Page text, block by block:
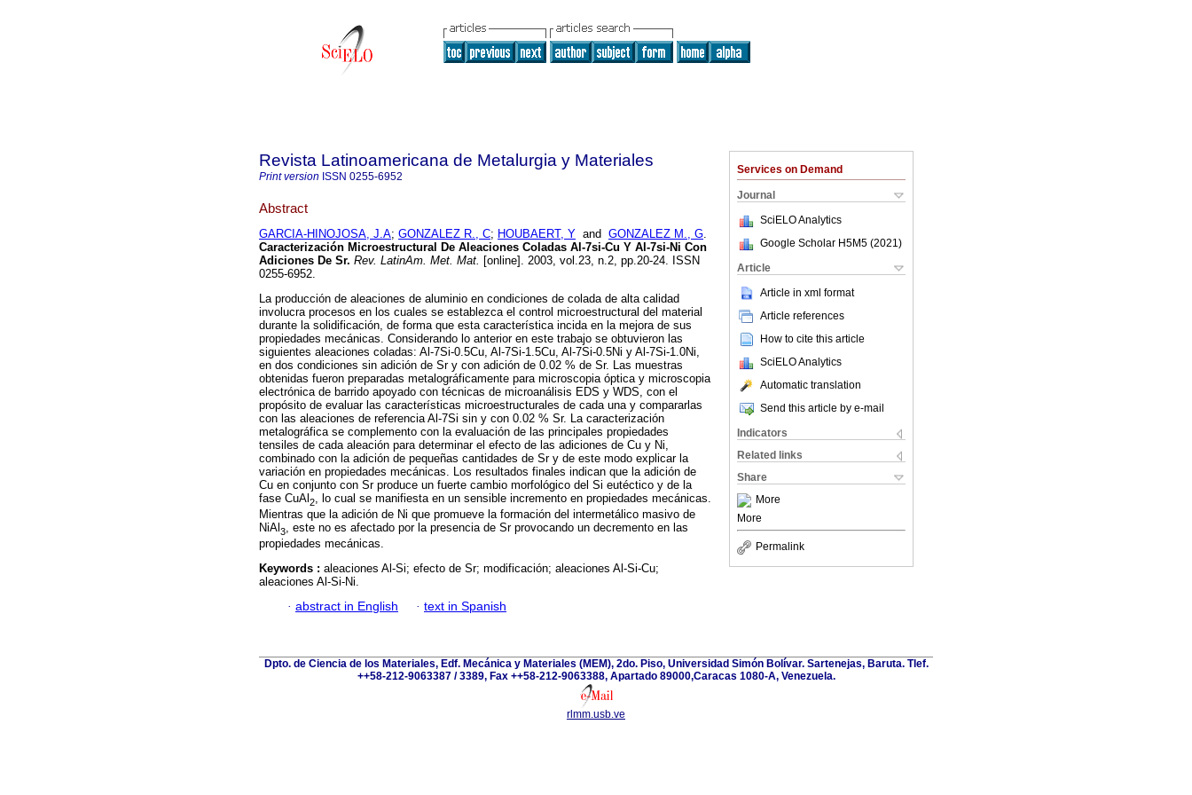
Services on Demand
Journal
SciELO Analytics
Google Scholar H5M5 (2021 )
Article
Article in xml format
Article references
How to cite this article
SciELO Analytics
Automatic translation
Send this article by e-mail
Indicators
Related links
Share
More
More
Permalink
Revista Latinoamericana de Metalurgia y Materiales
Print version ISSN 0255-6952
Abstract
GARCIA-HINOJOSA, J.A; GONZALEZ R., C; HOUBAERT, Y and GONZALEZ M., G.
Caracterización Microestructural De Aleaciones Coladas Al-7si-Cu Y Al-7si-Ni Con
Adiciones De Sr. Rev. LatinAm. Met. Mat. [online]. 2003, vol.23, n.2, pp.20-24. ISSN
0255-6952.
La producción de aleaciones de aluminio en condiciones de colada de alta calidad
involucra procesos en los cuales se establezca el control microestructural del material
durante la solidificación, de forma que esta característica incida en la mejora de sus
propiedades mecánicas. Considerando lo anterior en este trabajo se obtuvieron las
siguientes aleaciones coladas: Al-7Si-0.5Cu, Al-7Si-1.5Cu, Al-7Si-0.5Ni y Al-7Si-1.0Ni,
en dos condiciones sin adición de Sr y con adición de 0.02 % de Sr. Las muestras
obtenidas fueron preparadas metalográficamente para microscopia óptica y microscopia
electrónica de barrido apoyado con técnicas de microanálisis EDS y WDS, con el
propósito de evaluar las características microestructurales de cada una y compararlas
con las aleaciones de referencia Al-7Si sin y con 0.02 % Sr. La caracterización
metalográfica se complemento con la evaluación de las principales propiedades
tensiles de cada aleación para determinar el efecto de las adiciones de Cu y Ni,
combinado con la adición de pequeñas cantidades de Sr y de este modo explicar la
variación en propiedades mecánicas. Los resultados finales indican que la adición de
Cu en conjunto con Sr produce un fuerte cambio morfológico del Si eutéctico y de la
fase CuAl 2, lo cual se manifiesta en un sensible incremento en propiedades mecánicas.
Mientras que la adición de Ni que promueve la formación del intermetálico masivo de
NiAl 3
, este no es afectado por la presencia de Sr provocando un decremento en las
propiedades mecánicas.
Keywords : aleaciones Al-Si; efecto de Sr; modificación; aleaciones Al-Si-Cu;
aleaciones Al-Si-Ni.
· abstract in English · text in Spanish
Dpto. de Ciencia de los Materiales, Edf. Mecánica y Materiales (MEM), 2do. Piso, Universidad Simón Bolívar. Sartenejas, Baruta. Tlef.
++58-212-9063387 / 3389, Fax ++58-212-9063388, Apartado 89000,Caracas 1080-A, Venezuela.
rlmm.usb.ve